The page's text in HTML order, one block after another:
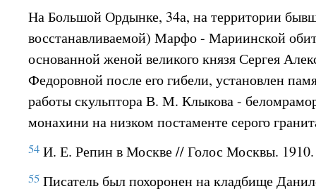
На Большой Ордынке, 34а, на территории
восстанавливаемой) Марфо - Мариинской
основанной женой великого князя Сергея
Федоровной после его гибели, установлен
работы скульптора В. М. Клыкова -
монахини на низком постаменте серого
54 И. Е. Репин в Москве // Голос Москвы. 1910.
55 Писатель был похоронен на кладбище